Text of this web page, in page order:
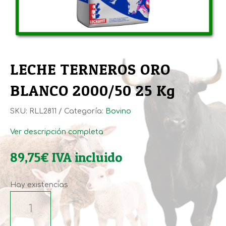
LECHE TERNEROS ORO
BLANCO 2000/50 25 Kg
SKU: RLL2811 Categoría: Bovino
Ver descripción completa
89,75€ IVA incluido
Hay existencias
ORO